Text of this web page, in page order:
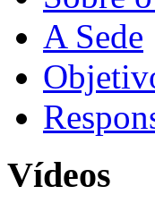
A Sede
Vídeos